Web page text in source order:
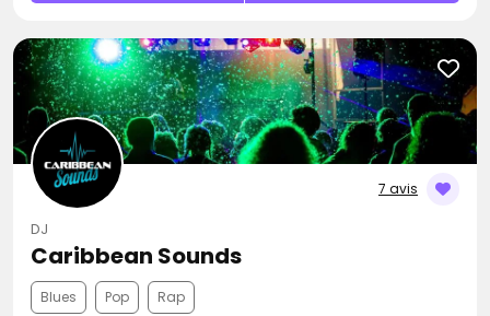
7 avis
DJ
Caribbean Sounds
Blues Pop Rap